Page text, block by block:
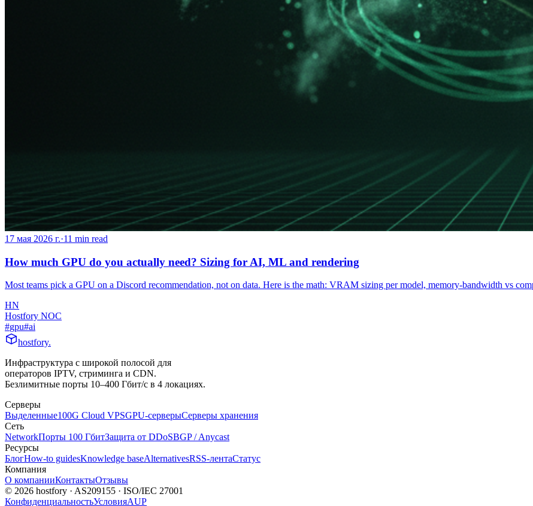
17 мая 2026 г.·11 min read
How much GPU do you actually need? Sizing for AI, ML and rendering
Most teams pick a GPU on a Discord recommendation, not on data. Here is the math: VRAM sizing per model, memory-bandwidth vs
HN
Hostfory NOC
#gpu#ai
hostfory.
Инфраструктура с широкой полосой для
операторов IPTV, стриминга и CDN.
Безлимитные порты 10–400 Гбит/с в 4 локациях.
Серверы
Выделенные100G Cloud VPSGPU-серверыСерверы хранения
Сеть
NetworkПорты 100 ГбитЗащита от DDoSBGP / Anycast
Ресурсы
БлогHow-to guidesKnowledge baseAlternativesRSS-лентаСтатус
Компания
О компанииКонтактыОтзывы
© 2026 hostfory · AS209155 · ISO/IEC 27001
КонфиденциальностьУсловияAUP